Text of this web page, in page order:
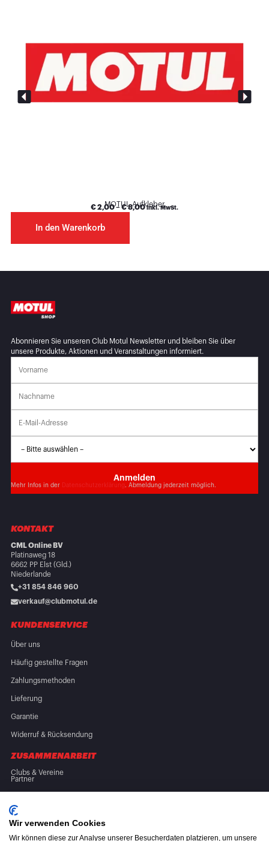
MOTUL Aufkleber
€2,00– €8,00 inkl. MwSt.
In den Warenkorb
Abonnieren Sie unseren Club Motul Newsletter und bleiben Sie über
unsere Produkte, Aktionen und Veranstaltungen informiert.
Mehr Infos in der Datenschutzerklärung. Abmeldung jederzeit möglich.
KONTAKT
CML Online BV
Platinaweg 18
6662 PP Elst (Gld.)
Niederlande
+31 854 846 960
verkauf@clubmotul.de
KUNDENSERVICE
Über uns
Häufig gestellte Fragen
Zahlungsmethoden
Lieferung
Garantie
Widerruf & Rücksendung
ZUSAMMENARBEIT
Clubs & Vereine
Partner
Wir verwenden Cookies
Wir können diese zur Analyse unserer Besucherdaten platzieren, um unsere